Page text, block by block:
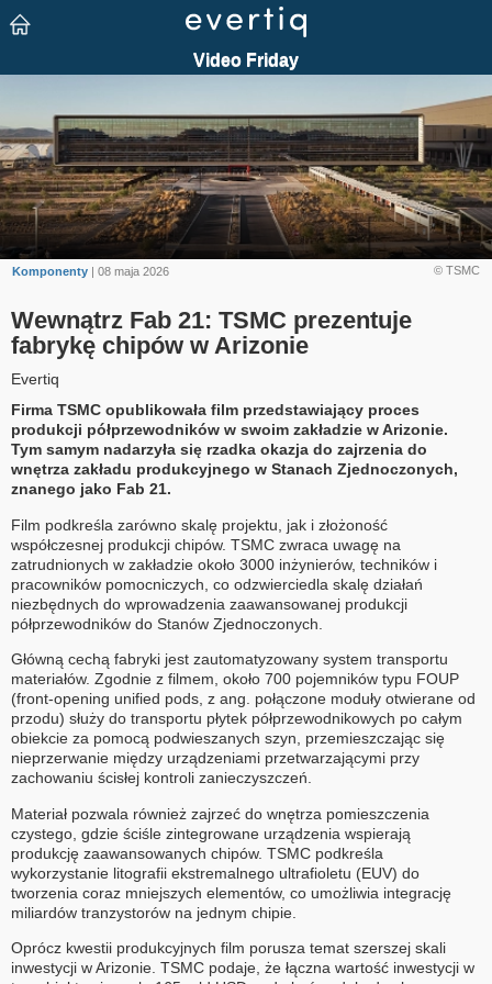
© TSMC
Komponenty | 08 maja 2026
Wewnątrz Fab 21: TSMC prezentuje
fabrykę chipów w Arizonie
Evertiq
Firma TSMC opublikowała film przedstawiający proces
produkcji półprzewodników w swoim zakładzie w Arizonie.
Tym samym nadarzyła się rzadka okazja do zajrzenia do
wnętrza zakładu produkcyjnego w Stanach Zjednoczonych,
znanego jako Fab 21.
Film podkreśla zarówno skalę projektu, jak i złożoność
współczesnej produkcji chipów. TSMC zwraca uwagę na
zatrudnionych w zakładzie około 3000 inżynierów, techników i
pracowników pomocniczych, co odzwierciedla skalę działań
niezbędnych do wprowadzenia zaawansowanej produkcji
półprzewodników do Stanów Zjednoczonych.
Główną cechą fabryki jest zautomatyzowany system transportu
materiałów. Zgodnie z filmem, około 700 pojemników typu FOUP
(front-opening unified pods, z ang. połączone moduły otwierane od
przodu) służy do transportu płytek półprzewodnikowych po całym
obiekcie za pomocą podwieszanych szyn, przemieszczając się
nieprzerwanie między urządzeniami przetwarzającymi przy
zachowaniu ścisłej kontroli zanieczyszczeń.
Materiał pozwala również zajrzeć do wnętrza pomieszczenia
czystego, gdzie ściśle zintegrowane urządzenia wspierają
produkcję zaawansowanych chipów. TSMC podkreśla
wykorzystanie litografii ekstremalnego ultrafioletu (EUV) do
tworzenia coraz mniejszych elementów, co umożliwia integrację
miliardów tranzystorów na jednym chipie.
Oprócz kwestii produkcyjnych film porusza temat szerszej skali
inwestycji w Arizonie. TSMC podaje, że łączna wartość inwestycji w